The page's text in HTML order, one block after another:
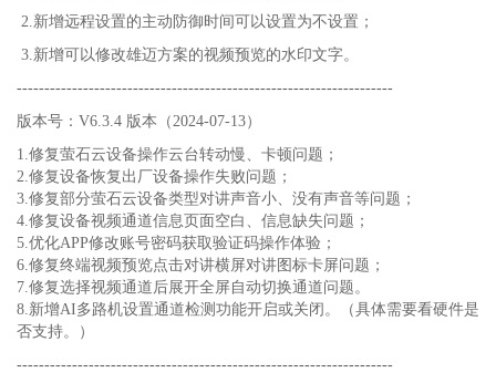
2.新增远程设置的主动防御时间可以设置为不设置；
3.新增可以修改雄迈方案的视频预览的水印文字。
--------------------------------------------------------------------
版本号：V6.3.4 版本（2024-07-13）
1.修复萤石云设备操作云台转动慢、卡顿问题；
2.修复设备恢复出厂设备操作失败问题；
3.修复部分萤石云设备类型对讲声音小、没有声音等问题；
4.修复设备视频通道信息页面空白、信息缺失问题；
5.优化APP修改账号密码获取验证码操作体验；
6.修复终端视频预览点击对讲横屏对讲图标卡屏问题；
7.修复选择视频通道后展开全屏自动切换通道问题。
8.新增AI多路机设置通道检测功能开启或关闭。（具体需要看硬件是
否支持。）
--------------------------------------------------------------------